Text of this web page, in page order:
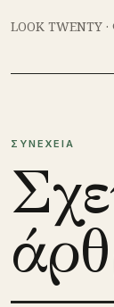
LOOK TWENTY ·
ΣΥΝΕΧΕΙΑ